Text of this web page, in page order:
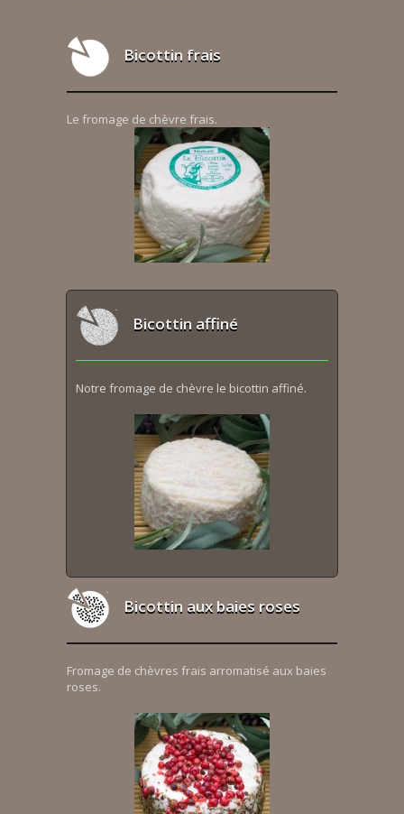
Bicottin frais
Le fromage de chèvre frais.
Bicottin affiné
Notre fromage de chèvre le bicottin affiné.
Bicottin aux baies roses
Fromage de chèvres frais arromatisé aux baies
roses.